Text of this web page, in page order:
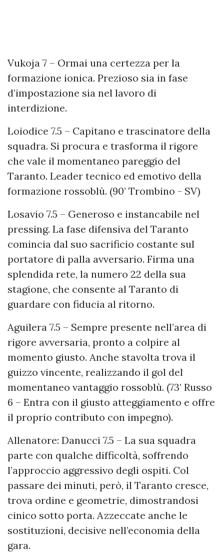
Vukoja 7 – Ormai una certezza per la
formazione ionica. Prezioso sia in fase
d’impostazione sia nel lavoro di
interdizione.
Loiodice 7.5 – Capitano e trascinatore della
squadra. Si procura e trasforma il rigore
che vale il momentaneo pareggio del
Taranto. Leader tecnico ed emotivo della
formazione rossoblù. (90’ Trombino - SV)
Losavio 7.5 – Generoso e instancabile nel
pressing. La fase difensiva del Taranto
comincia dal suo sacrificio costante sul
portatore di palla avversario. Firma una
splendida rete, la numero 22 della sua
stagione, che consente al Taranto di
guardare con fiducia al ritorno.
Aguilera 7.5 – Sempre presente nell’area di
rigore avversaria, pronto a colpire al
momento giusto. Anche stavolta trova il
guizzo vincente, realizzando il gol del
momentaneo vantaggio rossoblù. (73’ Russo
6 – Entra con il giusto atteggiamento e offre
il proprio contributo con impegno).
Allenatore: Danucci 7.5 – La sua squadra
parte con qualche difficoltà, soffrendo
l’approccio aggressivo degli ospiti. Col
passare dei minuti, però, il Taranto cresce,
trova ordine e geometrie, dimostrandosi
cinico sotto porta. Azzeccate anche le
sostituzioni, decisive nell’economia della
gara.